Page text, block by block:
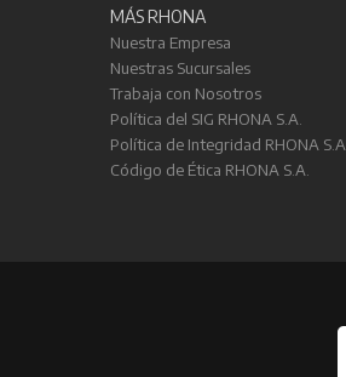
MÁS RHONA
Nuestra Empresa
Nuestras Sucursales
Trabaja con Nosotros
Política del SIG RHONA S.A.
Política de Integridad RHONA S.A.
Código de Ética RHONA S.A.